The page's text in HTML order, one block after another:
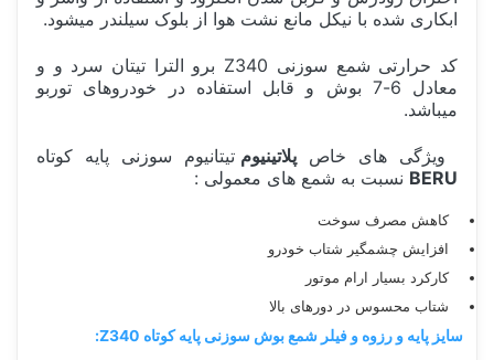
ابکاری شده با نیکل مانع نشت هوا از بلوک سیلندر میشود.
کد حرارتی شمع سوزنی Z340 برو الترا تیتان سرد و و
معادل 6-7 بوش و قابل استفاده در خودروهای توربو
میباشد.
ویژگی های خاص پلاتینیوم تیتانیوم سوزنی پایه کوتاه
BERU نسبت به شمع های معمولی :
کاهش مصرف سوخت
افزایش چشمگیر شتاب خودرو
کارکرد بسیار ارام موتور
شتاب محسوس در دورهای بالا
سایز پایه و رزوه و فیلر شمع بوش سوزنی پایه کوتاه Z340: